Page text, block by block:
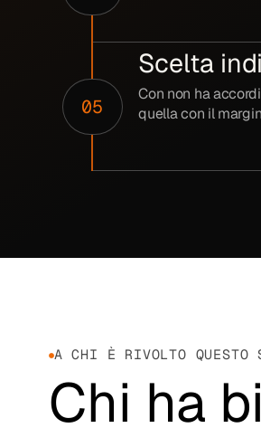
05
Scelta
Con non ha
quella con il
A CHI È RIVOLTO QUESTO
Chi ha